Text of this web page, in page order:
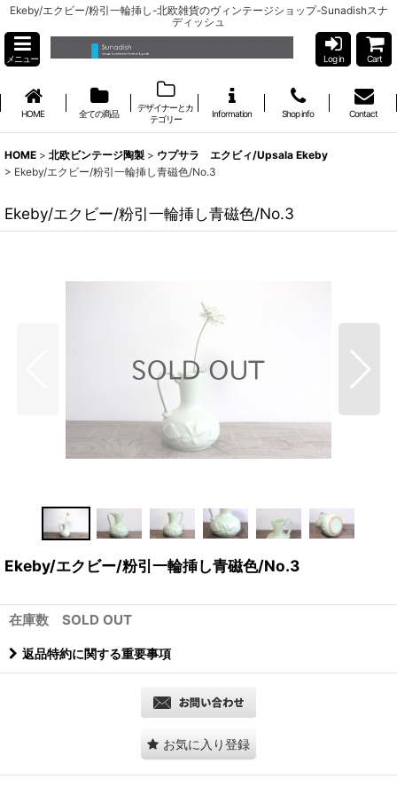
Ekeby/エクビー/粉引一輪挿し-北欧雑貨のヴィンテージショップ-Sunadishスナ
ディッシュ
メニュー Log in Cart
HOME 全ての商品
デザイナーとカ
テゴリー
Information Shop info Contact
HOME > 北欧ビンテージ陶製 > ウプサラ エクビィ/Upsala Ekeby
> Ekeby/エクビー/粉引一輪挿し青磁色/No.3
Ekeby/エクビー/粉引一輪挿し青磁色/No.3
Ekeby/エクビー/粉引一輪挿し青磁色/No.3
在庫数 SOLD OUT
返品特約に関する重要事項
お気に入り登録